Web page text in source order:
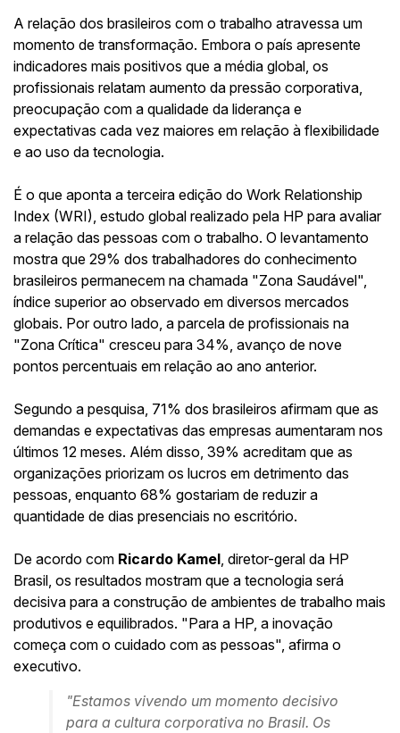
A relação dos brasileiros com o trabalho atravessa um
momento de transformação. Embora o país apresente
indicadores mais positivos que a média global, os
profissionais relatam aumento da pressão corporativa,
preocupação com a qualidade da liderança e
expectativas cada vez maiores em relação à flexibilidade
e ao uso da tecnologia.
É o que aponta a terceira edição do Work Relationship
Index (WRI), estudo global realizado pela HP para avaliar
a relação das pessoas com o trabalho. O levantamento
mostra que 29% dos trabalhadores do conhecimento
brasileiros permanecem na chamada "Zona Saudável",
índice superior ao observado em diversos mercados
globais. Por outro lado, a parcela de profissionais na
"Zona Crítica" cresceu para 34%, avanço de nove
pontos percentuais em relação ao ano anterior.
Segundo a pesquisa, 71% dos brasileiros afirmam que as
demandas e expectativas das empresas aumentaram nos
últimos 12 meses. Além disso, 39% acreditam que as
organizações priorizam os lucros em detrimento das
pessoas, enquanto 68% gostariam de reduzir a
quantidade de dias presenciais no escritório.
De acordo com Ricardo Kamel , diretor-geral da HP
Brasil, os resultados mostram que a tecnologia será
decisiva para a construção de ambientes de trabalho mais
produtivos e equilibrados. "Para a HP, a inovação
começa com o cuidado com as pessoas", afirma o
executivo.
"Estamos vivendo um momento decisivo
para a cultura corporativa no Brasil. Os